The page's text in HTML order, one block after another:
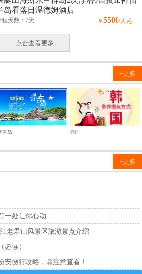
岛看落日温德姆酒店
程天数：7天 ￥ 5500/人起
点击查看更多
+更多
吉岛 韩国
+更多
一处让你心动!
老君山风景区旅游景点介绍
必读）
安徽行攻略，请注意查看！